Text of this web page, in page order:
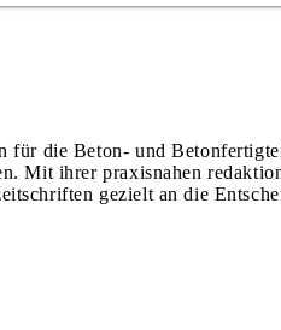
die Beton- und
Mit ihrer praxisnahen
gezielt an die